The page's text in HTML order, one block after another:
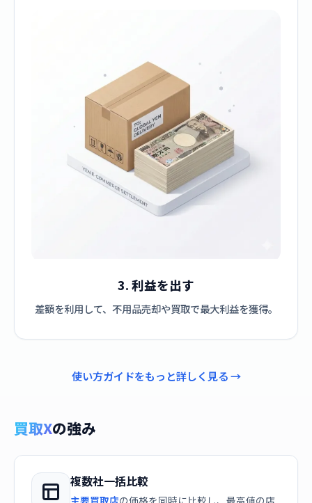
3. 利益を出す
差額を利用して、不用品売却や買取で最大利益を獲得。
使い方ガイドをもっと詳しく見る →
買取Xの強み
複数社一括比較
主要買取店の価格を同時に比較し、最高値の店